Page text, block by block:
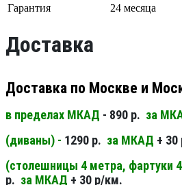
Гарантия 24 месяца
Доставка
Доставка по Москве и
в пределах МКАД - 890 р. за
(диваны) - 1290 р. за МКАД +
(столешницы 4 метра, фартуки
р. за МКАД + 30 р/км.